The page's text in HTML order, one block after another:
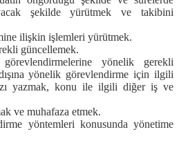
şekilde yürütmek ve takibini
ilişkin işlemleri yürütmek.
güncellemek.
yönelik gerekli
yönelik görevlendirme için ilgili
yazmak, konu ile ilgili diğer iş ve
ve muhafaza etmek.
yöntemleri konusunda yönetime